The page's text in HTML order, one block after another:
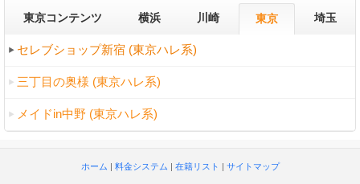
東京コンテンツ 横浜 川崎 東京 埼玉
セレブショップ新宿 (東京ハレ系)
三丁目の奥様 (東京ハレ系)
メイドin中野 (東京ハレ系)
ホーム 料金システム 在籍リスト サイトマップ